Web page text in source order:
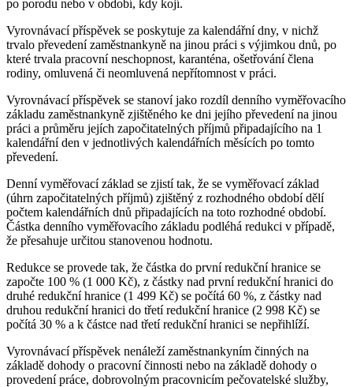
po porodu nebo v období, kdy kojí.
Vyrovnávací příspěvek se poskytuje za kalendářní dny, v nichž
trvalo převedení zaměstnankyně na jinou práci s výjimkou dnů, po
které trvala pracovní neschopnost, karanténa, ošetřování člena
rodiny, omluvená či neomluvená nepřítomnost v práci.
Vyrovnávací příspěvek se stanoví jako rozdíl denního vyměřovacího
základu zaměstnankyně zjištěného ke dni jejího převedení na jinou
práci a průměru jejích započitatelných příjmů připadajícího na 1
kalendářní den v jednotlivých kalendářních měsících po tomto
převedení.
Denní vyměřovací základ se zjistí tak, že se vyměřovací základ
(úhrn započitatelných příjmů) zjištěný z rozhodného období dělí
počtem kalendářních dnů připadajících na toto rozhodné období.
Částka denního vyměřovacího základu podléhá redukci v případě,
že přesahuje určitou stanovenou hodnotu.
Redukce se provede tak, že částka do první redukční hranice se
započte 100 % (1 000 Kč), z částky nad první redukční hranici do
druhé redukční hranice (1 499 Kč) se počítá 60 %, z částky nad
druhou redukční hranici do třetí redukční hranice (2 998 Kč) se
počítá 30 % a k částce nad třetí redukční hranici se nepřihlíží.
Vyrovnávací příspěvek nenáleží zaměstnankyním činných na
základě dohody o pracovní činnosti nebo na základě dohody o
provedení práce, dobrovolným pracovnicím pečovatelské služby,